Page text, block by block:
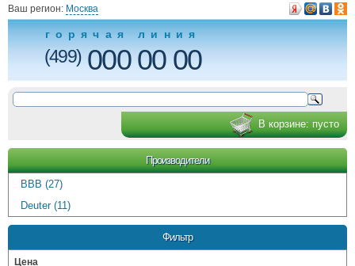
Ваш регион: Москва
горячая линия
(499)000 00 00
В корзине: пусто
Производители
BBB (27)
Deuter (11)
Фильтр
Цена